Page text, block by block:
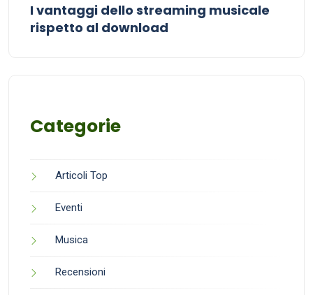
I vantaggi dello streaming musicale
rispetto al download
Categorie
Articoli Top
Eventi
Musica
Recensioni